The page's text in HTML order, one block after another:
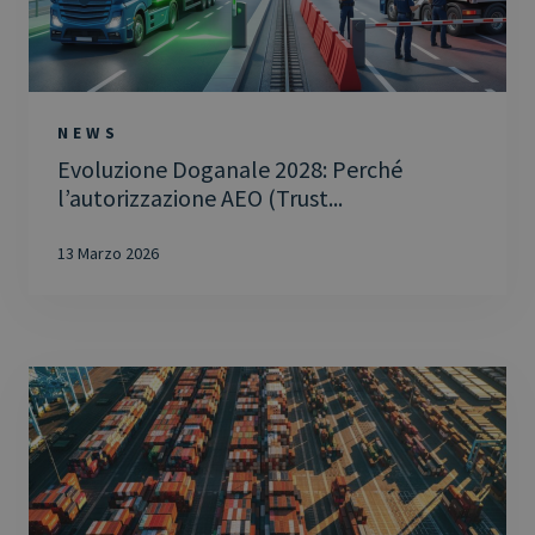
NEWS
Evoluzione Doganale 2028: Perché
l’autorizzazione AEO (Trust...
13 Marzo 2026